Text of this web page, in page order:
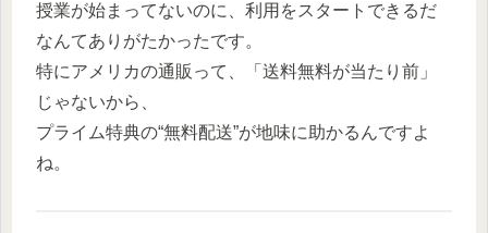
授業が始まってないのに、利用をスタートできるだ
なんてありがたかったです。
特にアメリカの通販って、「送料無料が当たり前」
じゃないから、
プライム特典の“無料配送”が地味に助かるんですよ
ね。